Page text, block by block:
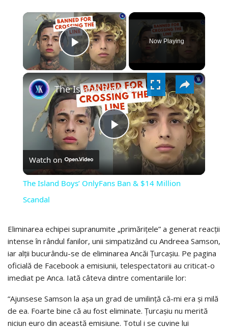
×
PLAY
VIDEO
Now Playing
×
PLAY
VIDEO
The Island Boys’ OnlyFans Ban & $14 Million Scandal
Watch on
The Island Boys’ OnlyFans Ban & $14 Million
Scandal
Eliminarea echipei supranumite „primărițele” a generat reacții
intense în rândul fanilor, unii simpatizând cu Andreea Samson,
iar alții bucurându-se de eliminarea Ancăi Țurcașiu. Pe pagina
oficială de Facebook a emisiunii, telespectatorii au criticat-o
imediat pe Anca. Iată câteva dintre comentariile lor:
“Ajunsese Samson la așa un grad de umilință că-mi era și milă
de ea. Foarte bine că au fost eliminate. Țurcașiu nu merită
niciun euro din această emisiune. Totul i se cuvine lui